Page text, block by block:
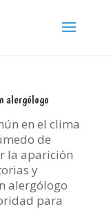
alergólogo
en el clima
de
la aparición
y
alergólogo
para